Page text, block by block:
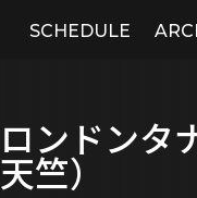
SCHEDULE
ロンドンタ
天竺）